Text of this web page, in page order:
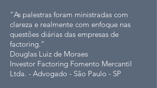
“As palestras foram ministradas com
clareza e realmente com enfoque nas
questões diárias das empresas de
factoring.”
Douglas Luiz de Moraes
Investor Factoring Fomento Mercantil
Ltda. - Advogado - São Paulo - SP